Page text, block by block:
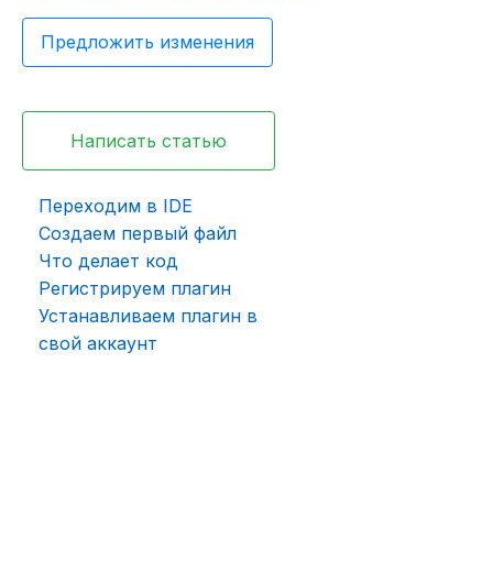
Предложить изменения
Написать статью
Переходим в IDE
Создаем первый файл
Что делает код
Регистрируем плагин
Устанавливаем плагин в
свой аккаунт